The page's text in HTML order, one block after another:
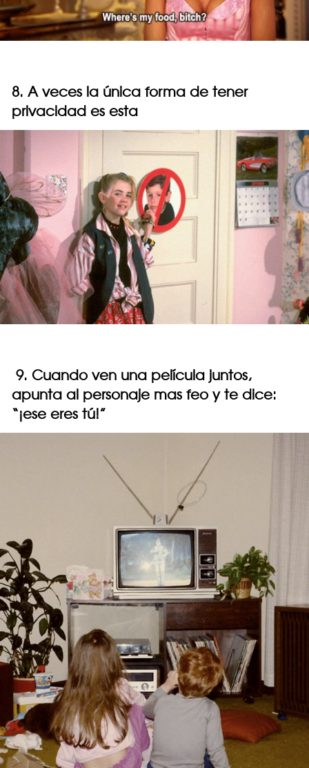
8. A veces la única forma de tener
privacidad es esta
9. Cuando ven una película juntos,
apunta al personaje mas feo y te dice:
“¡ese eres tú!”